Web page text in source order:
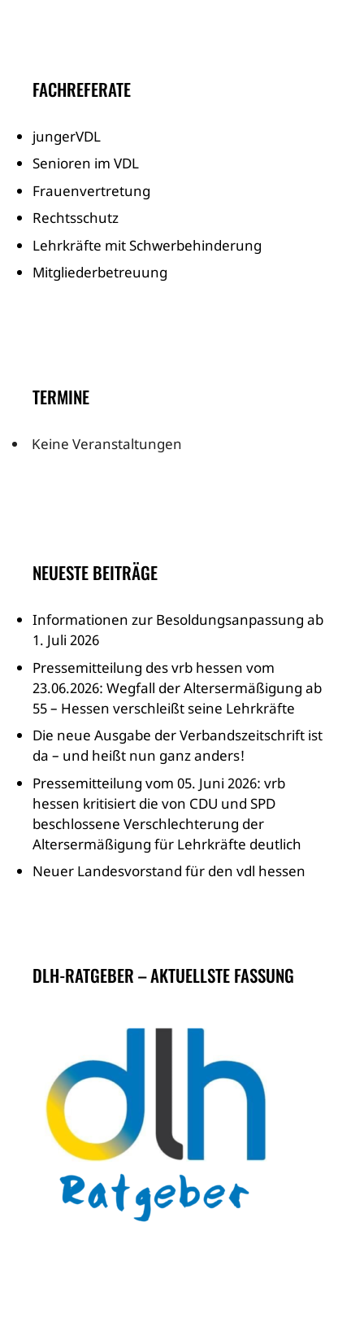
FACHREFERATE
jungerVDL
Senioren im VDL
Frauenvertretung
Rechtsschutz
Lehrkräfte mit Schwerbehinderung
Mitgliederbetreuung
TERMINE
Keine Veranstaltungen
NEUESTE BEITRÄGE
Informationen zur Besoldungsanpassung ab
1. Juli 2026
Pressemitteilung des vrb hessen vom
23.06.2026: Wegfall der Altersermäßigung ab
55 – Hessen verschleißt seine Lehrkräfte
Die neue Ausgabe der Verbandszeitschrift ist
da – und heißt nun ganz anders!
Pressemitteilung vom 05. Juni 2026: vrb
hessen kritisiert die von CDU und SPD
beschlossene Verschlechterung der
Altersermäßigung für Lehrkräfte deutlich
Neuer Landesvorstand für den vdl hessen
DLH-RATGEBER – AKTUELLSTE FASSUNG